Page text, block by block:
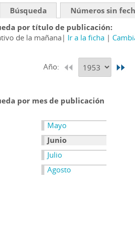
Búsqueda
Números sin
por título de publicación
de la mañana
Ir a la ficha
Año:
por mes de publicación
Mayo
Junio
Julio
Agosto